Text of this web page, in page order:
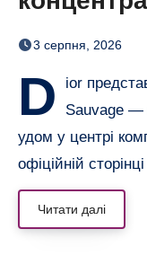
дозріває
3 серпня, 2026
D
ior
Sauvage —
удом у центрі
офіційній
Читати далі